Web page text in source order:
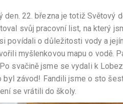
22. března je totiž Světový
svůj pracovní list, na který
povídali o důležitosti vody a
myšlenkovou mapu o vodě.
svačině jsme se vydali k
byl závod! Fandili jsme o sto
se vrátili do školy.